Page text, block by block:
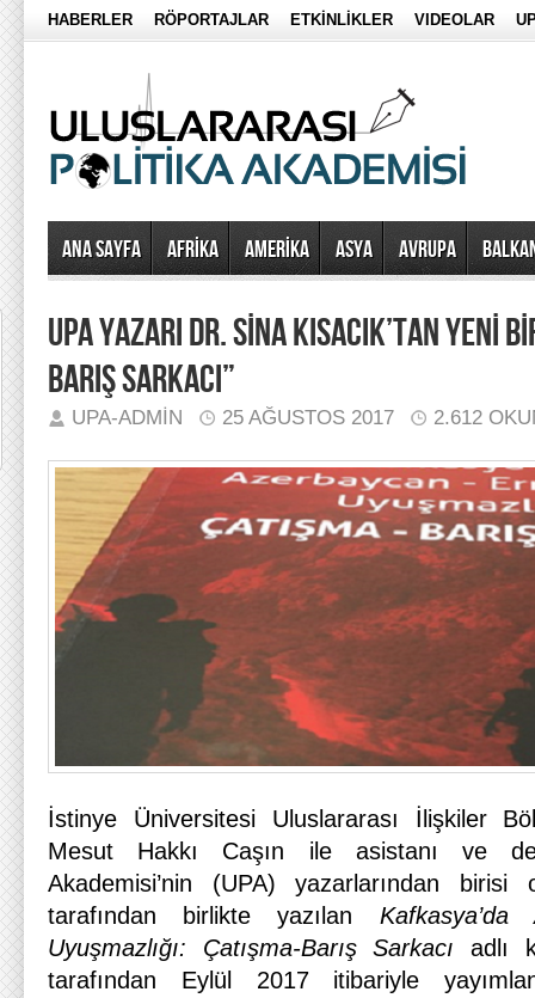
HABERLER RÖPORTAJLAR ETKİNLİKLER VIDEOLAR
Ana Sayfa AFRİKA AMERİKA ASYA AVRUPA
UPA YAZARI DR. SİNA KISACIK’TAN YENİ
BARIŞ SARKACI”
UPA-ADMIN 25 AĞUSTOS 2017 2.612
İstinye Üniversitesi Uluslararası İlişkiler
Mesut Hakkı Caşın ile asistanı ve
Akademisi’nin (UPA) yazarlarından
tarafından birlikte yazılan Kafkasya’da
Uyuşmazlığı: Çatışma-Barış Sarkacı adlı
tarafından Eylül 2017 itibariyle